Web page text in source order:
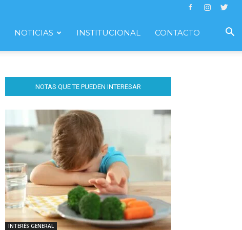
NOTICIAS INSTITUCIONAL CONTACTO
NOTAS QUE TE PUEDEN INTERESAR
INTERÉS GENERAL